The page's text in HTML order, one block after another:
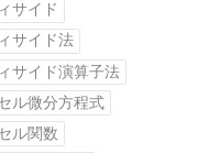
サイド
サイド法
サイド演算子法
ル微分方程式
ル関数